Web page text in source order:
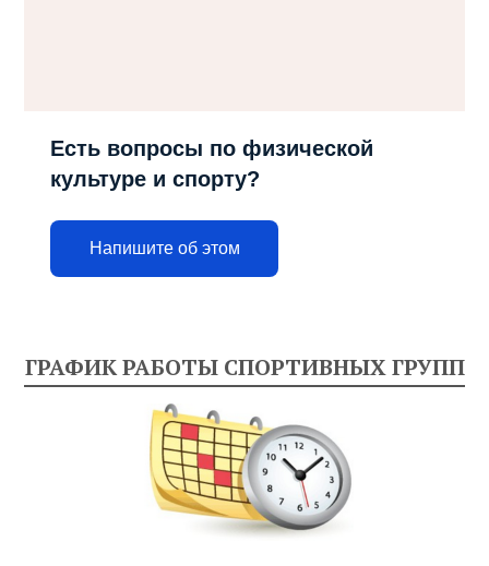
Есть вопросы по физической
культуре и спорту?
Напишите об этом
ГРАФИК РАБОТЫ СПОРТИВНЫХ ГРУПП